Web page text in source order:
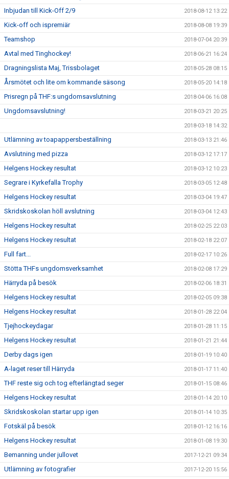
Inbjudan till Kick-Off 2/9 2018-08-12 13:22
Kick-off och ispremiär 2018-08-08 19:39
Teamshop 2018-07-04 20:39
Avtal med Tinghockey! 2018-06-21 16:24
Dragningslista Maj, Trissbolaget 2018-05-28 08:15
Årsmötet och lite om kommande säsong 2018-05-20 14:18
Prisregn på THF:s ungdomsavslutning 2018-04-06 16:08
Ungdomsavslutning! 2018-03-21 20:25
2018-03-18 14:32
Utlämning av toapappersbeställning 2018-03-13 21:46
Avslutning med pizza 2018-03-12 17:17
Helgens Hockey resultat 2018-03-12 10:23
Segrare i Kyrkefalla Trophy 2018-03-05 12:48
Helgens Hockey resultat 2018-03-04 19:47
Skridskoskolan höll avslutning 2018-03-04 12:43
Helgens Hockey resultat 2018-02-25 22:03
Helgens Hockey resultat 2018-02-18 22:07
Full fart... 2018-02-17 10:26
Stötta THFs ungdomsverksamhet 2018-02-08 17:29
Härryda på besök 2018-02-06 18:31
Helgens Hockey resultat 2018-02-05 09:38
Helgens Hockey resultat 2018-01-28 22:04
Tjejhockeydagar 2018-01-28 11:15
Helgens Hockey resultat 2018-01-21 21:44
Derby dags igen 2018-01-19 10:40
A-laget reser till Härryda 2018-01-17 11:40
THF reste sig och tog efterlängtad seger 2018-01-15 08:46
Helgens Hockey resultat 2018-01-14 20:10
Skridskoskolan startar upp igen 2018-01-14 10:35
Fotskäl på besök 2018-01-12 16:16
Helgens Hockey resultat 2018-01-08 19:30
Bemanning under jullovet 2017-12-21 09:34
Utlämning av fotografier 2017-12-20 15:56